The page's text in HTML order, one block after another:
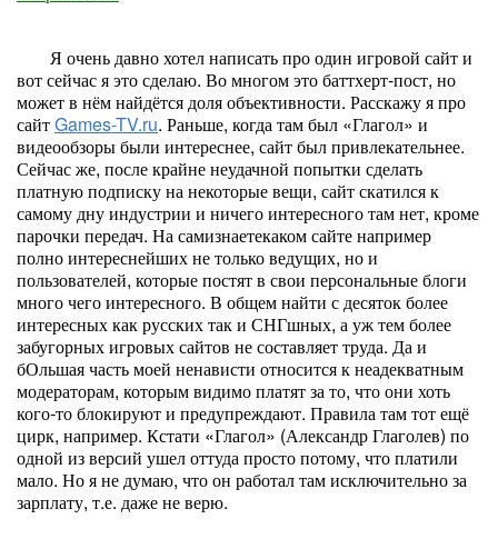
Я очень давно хотел написать про один игровой сайт и
вот сейчас я это сделаю. Во многом это баттхерт-пост, но
может в нём найдётся доля объективности. Расскажу я про
сайтGames-TV.ru. Раньше, когда там был «Глагол» и
видеообзоры были интереснее, сайт был привлекательнее.
Сейчас же, после крайне неудачной попытки сделать
платную подписку на некоторые вещи, сайт скатился к
самому дну индустрии и ничего интересного там нет, кроме
парочки передач. На самизнаетекаком сайте например
полно интереснейших не только ведущих, но и
пользователей, которые постят в свои персональные блоги
много чего интересного. В общем найти с десяток более
интересных как русских так и СНГшных, а уж тем более
забугорных игровых сайтов не составляет труда. Да и
бОльшая часть моей ненависти относится к неадекватным
модераторам, которым видимо платят за то, что они хоть
кого-то блокируют и предупреждают. Правила там тот ещё
цирк, например. Кстати «Глагол» (Александр Глаголев) по
одной из версий ушел оттуда просто потому, что платили
мало. Но я не думаю, что он работал там исключительно за
зарплату, т.е. даже не верю.